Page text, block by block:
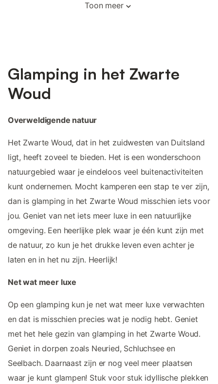
Toon meer
Glamping in het Zwarte
Woud
Overweldigende natuur
Het Zwarte Woud, dat in het zuidwesten van Duitsland
ligt, heeft zoveel te bieden. Het is een wonderschoon
natuurgebied waar je eindeloos veel buitenactiviteiten
kunt ondernemen. Mocht kamperen een stap te ver zijn,
dan is glamping in het Zwarte Woud misschien iets voor
jou. Geniet van net iets meer luxe in een natuurlijke
omgeving. Een heerlijke plek waar je één kunt zijn met
de natuur, zo kun je het drukke leven even achter je
laten en in het nu zijn. Heerlijk!
Net wat meer luxe
Op een glamping kun je net wat meer luxe verwachten
en dat is misschien precies wat je nodig hebt. Geniet
met het hele gezin van glamping in het Zwarte Woud.
Geniet in dorpen zoals Neuried, Schluchsee en
Seelbach. Daarnaast zijn er nog veel meer plaatsen
waar je kunt glampen! Stuk voor stuk idyllische plekken